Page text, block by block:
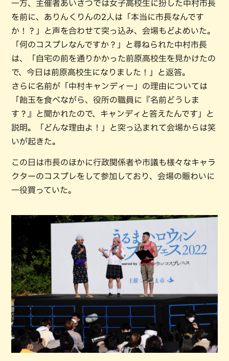
一方、主催者あいさつでは女子高校生に扮した中村市長
を前に、ありんくりんの2人は「本当に市長なんです
か！？」と声を合わせて突っ込み、会場もどよめいた。
「何のコスプレなんですか？」と尋ねられた中村市長
は、「自宅の前を通りかかった前原高校生を見かけたの
で、今日は前原高校生になりました！」と返答。
さらに名前が「中村キャンディー」の理由については
「飴玉を食べながら、役所の職員に『名前どうしま
す？』と聞かれたので、キャンディと答えたんです」と
説明。「どんな理由よ！」と突っ込まれて会場からは笑
いが起きた。
この日は市長のほかに行政関係者や市議も様々なキャラ
クターのコスプレをして参加しており、会場の賑わいに
一役買っていた。